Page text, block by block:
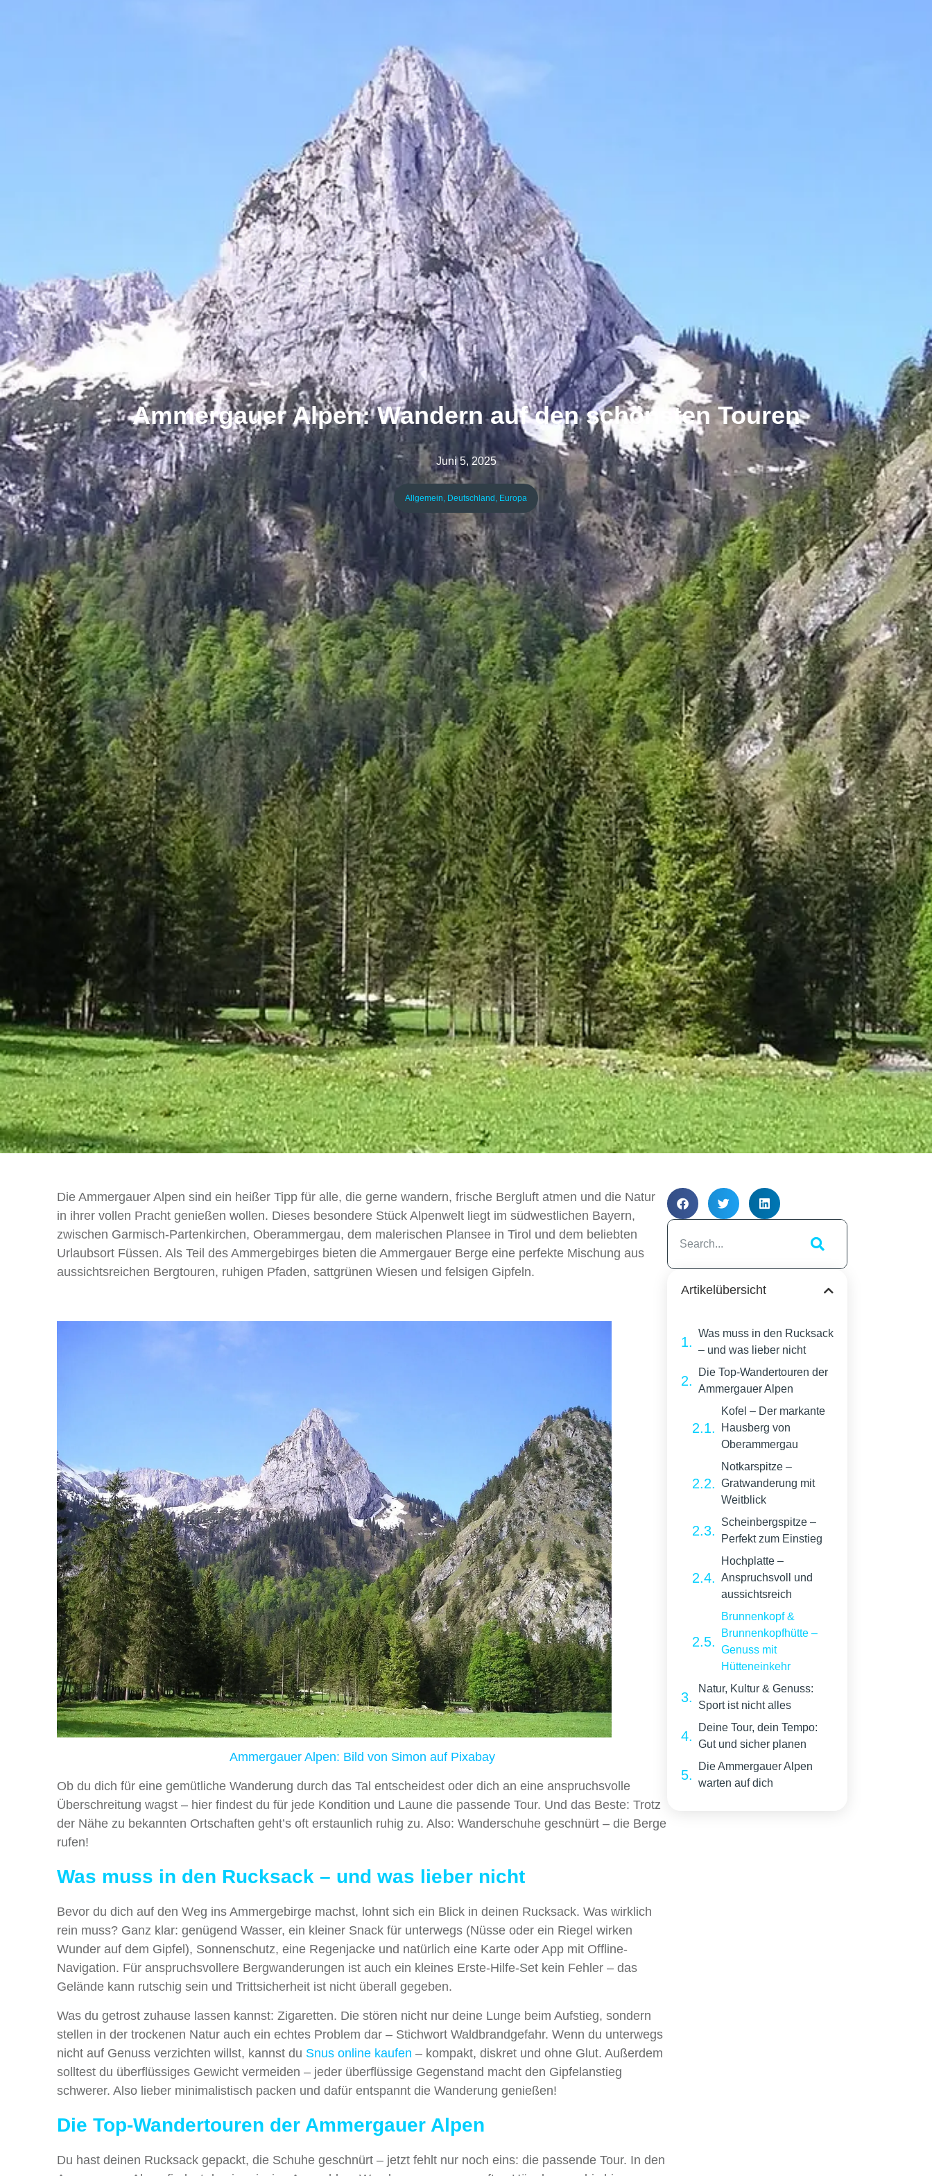
Ammergauer Alpen: Wandern auf den schönsten Touren
Juni 5, 2025
Allgemein, Deutschland , Europa
Die Ammergauer Alpen sind ein heißer Tipp für alle, die gerne wandern, frische Bergluft atmen und die Natur
in ihrer vollen Pracht genießen wollen. Dieses besondere Stück Alpenwelt liegt im südwestlichen Bayern,
zwischen Garmisch-Partenkirchen, Oberammergau, dem malerischen Plansee in Tirol und dem beliebten
Urlaubsort Füssen. Als Teil des Ammergebirges bieten die Ammergauer Berge eine perfekte Mischung aus
aussichtsreichen Bergtouren, ruhigen Pfaden, sattgrünen Wiesen und felsigen Gipfeln.
Ammergauer Alpen: Bild von Simon auf Pixabay
Ob du dich für eine gemütliche Wanderung durch das Tal entscheidest oder dich an eine anspruchsvolle
Überschreitung wagst – hier findest du für jede Kondition und Laune die passende Tour. Und das Beste: Trotz
der Nähe zu bekannten Ortschaften geht’s oft erstaunlich ruhig zu. Also: Wanderschuhe geschnürt – die Berge
rufen!
Was muss in den Rucksack – und was lieber nicht
Bevor du dich auf den Weg ins Ammergebirge machst, lohnt sich ein Blick in deinen Rucksack. Was wirklich
rein muss? Ganz klar: genügend Wasser, ein kleiner Snack für unterwegs (Nüsse oder ein Riegel wirken
Wunder auf dem Gipfel), Sonnenschutz, eine Regenjacke und natürlich eine Karte oder App mit Offline-
Navigation. Für anspruchsvollere Bergwanderungen ist auch ein kleines Erste-Hilfe-Set kein Fehler – das
Gelände kann rutschig sein und Trittsicherheit ist nicht überall gegeben.
Was du getrost zuhause lassen kannst: Zigaretten. Die stören nicht nur deine Lunge beim Aufstieg, sondern
stellen in der trockenen Natur auch ein echtes Problem dar – Stichwort Waldbrandgefahr. Wenn du unterwegs
nicht auf Genuss verzichten willst, kannst du Snus online kaufen – kompakt, diskret und ohne Glut. Außerdem
solltest du überflüssiges Gewicht vermeiden – jeder überflüssige Gegenstand macht den Gipfelanstieg
schwerer. Also lieber minimalistisch packen und dafür entspannt die Wanderung genießen!
Die Top-Wandertouren der Ammergauer Alpen
Du hast deinen Rucksack gepackt, die Schuhe geschnürt – jetzt fehlt nur noch eins: die passende Tour. In den
Artikelübersicht
Was muss in den Rucksack
– und was lieber nicht
Die Top-Wandertouren der
Ammergauer Alpen
Kofel – Der markante
Hausberg von
Oberammergau
Notkarspitze –
Gratwanderung mit
Weitblick
Scheinbergspitze –
Perfekt zum Einstieg
Hochplatte –
Anspruchsvoll und
aussichtsreich
Brunnenkopf &
Brunnenkopfhütte –
Genuss mit
Hütteneinkehr
Natur, Kultur & Genuss:
Sport ist nicht alles
Deine Tour, dein Tempo:
Gut und sicher planen
Die Ammergauer Alpen
warten auf dich